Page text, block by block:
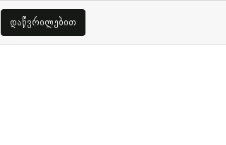
დაწვრილებით